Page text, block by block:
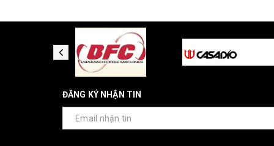
ĐĂNG KÝ NHẬN TIN